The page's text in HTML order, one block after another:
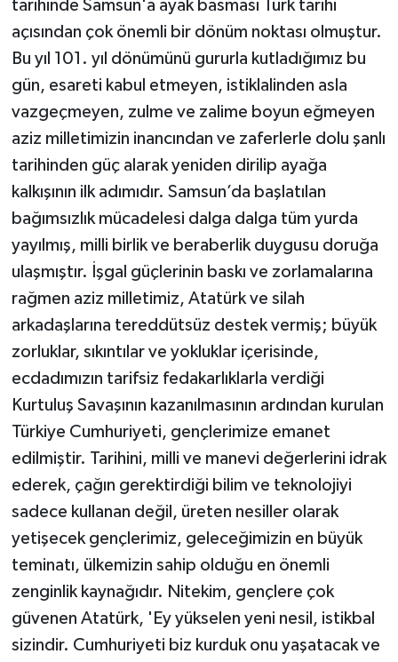
tarihinde Samsun'a ayak basması Türk tarihi
açısından çok önemli bir dönüm noktası olmuştur.
Bu yıl 101. yıl dönümünü gururla kutladığımız bu
gün, esareti kabul etmeyen, istiklalinden asla
vazgeçmeyen, zulme ve zalime boyun eğmeyen
aziz milletimizin inancından ve zaferlerle dolu şanlı
tarihinden güç alarak yeniden dirilip ayağa
kalkışının ilk adımıdır. Samsun’da başlatılan
bağımsızlık mücadelesi dalga dalga tüm yurda
yayılmış, milli birlik ve beraberlik duygusu doruğa
ulaşmıştır. İşgal güçlerinin baskı ve zorlamalarına
rağmen aziz milletimiz, Atatürk ve silah
arkadaşlarına tereddütsüz destek vermiş; büyük
zorluklar, sıkıntılar ve yokluklar içerisinde,
ecdadımızın tarifsiz fedakarlıklarla verdiği
Kurtuluş Savaşının kazanılmasının ardından kurulan
Türkiye Cumhuriyeti, gençlerimize emanet
edilmiştir. Tarihini, milli ve manevi değerlerini idrak
ederek, çağın gerektirdiği bilim ve teknolojiyi
sadece kullanan değil, üreten nesiller olarak
yetişecek gençlerimiz, geleceğimizin en büyük
teminatı, ülkemizin sahip olduğu en önemli
zenginlik kaynağıdır. Nitekim, gençlere çok
güvenen Atatürk, 'Ey yükselen yeni nesil, istikbal
sizindir. Cumhuriyeti biz kurduk onu yaşatacak ve